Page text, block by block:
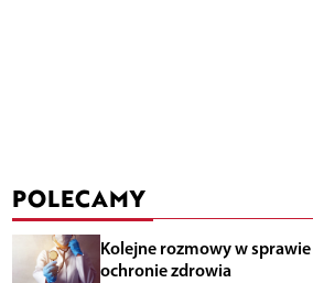
POLECAMY
Kolejne rozmowy w
ochronie zdrowia